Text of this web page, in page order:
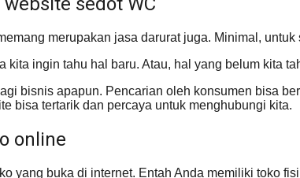
merupakan jasa darurat juga. Minimal,
kita ingin tahu hal baru. Atau, hal yang belum kita
bisnis apapun. Pencarian oleh konsumen bisa
bisa tertarik dan percaya untuk menghubungi kita.
online
yang buka di internet. Entah Anda memiliki toko